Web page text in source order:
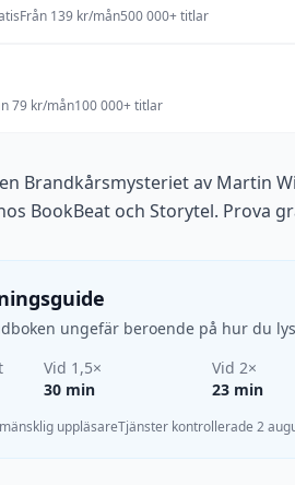
Från 139 kr/mån500 000+ titlar
79 kr/mån100 000+ titlar
Brandkårsmysteriet av Martin
BookBeat och Storytel. Prova
ungefär beroende på hur du
Vid 1,5×
30 min
Vid 2×
23 min
mänsklig uppläsareTjänster kontrollerade 2